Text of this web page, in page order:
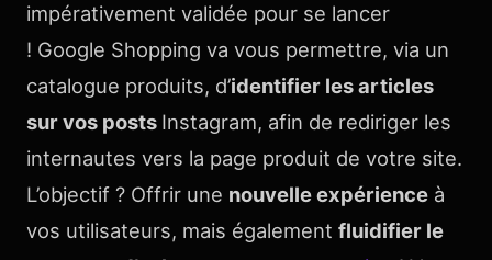
impérativement validée pour se lancer
! Google Shopping va vous permettre, via un
catalogue produits, d’identifier les articles
sur vos posts Instagram, afin de rediriger les
internautes vers la page produit de votre site.
L’objectif ? Offrir une nouvelle expérience à
vos utilisateurs, mais également fluidifier le